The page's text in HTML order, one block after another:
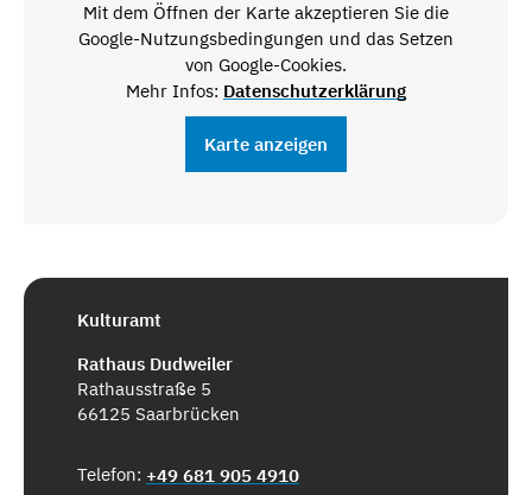
Mit dem Öffnen der Karte akzeptieren Sie die
Google-Nutzungsbedingungen und das Setzen
von Google-Cookies.
Mehr Infos: Datenschutzerklärung
Karte anzeigen
Kulturamt
Rathaus Dudweiler
Rathausstraße 5
66125 Saarbrücken
Telefon: +49 681 905 4910